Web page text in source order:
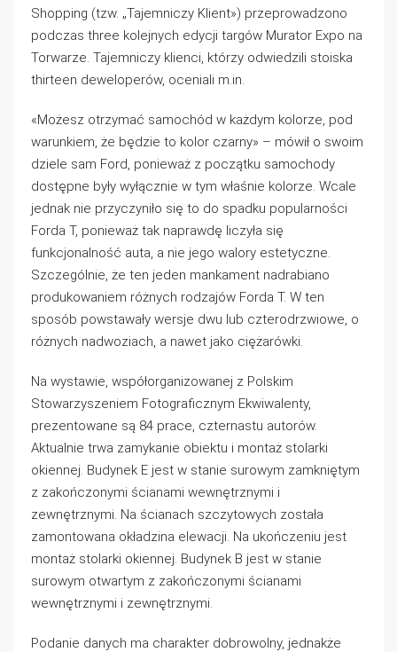
Shopping (tzw. „Tajemniczy Klient») przeprowadzono
podczas three kolejnych edycji targów Murator Expo na
Torwarze. Tajemniczy klienci, którzy odwiedzili stoiska
thirteen deweloperów, oceniali m.in.
«Możesz otrzymać samochód w każdym kolorze, pod
warunkiem, że będzie to kolor czarny» – mówił o swoim
dziele sam Ford, ponieważ z początku samochody
dostępne były wyłącznie w tym właśnie kolorze. Wcale
jednak nie przyczyniło się to do spadku popularności
Forda T, ponieważ tak naprawdę liczyła się
funkcjonalność auta, a nie jego walory estetyczne.
Szczególnie, że ten jeden mankament nadrabiano
produkowaniem różnych rodzajów Forda T. W ten
sposób powstawały wersje dwu lub czterodrzwiowe, o
różnych nadwoziach, a nawet jako ciężarówki.
Na wystawie, współorganizowanej z Polskim
Stowarzyszeniem Fotograficznym Ekwiwalenty,
prezentowane są 84 prace, czternastu autorów.
Aktualnie trwa zamykanie obiektu i montaż stolarki
okiennej. Budynek E jest w stanie surowym zamkniętym
z zakończonymi ścianami wewnętrznymi i
zewnętrznymi. Na ścianach szczytowych została
zamontowana okładzina elewacji. Na ukończeniu jest
montaż stolarki okiennej. Budynek B jest w stanie
surowym otwartym z zakończonymi ścianami
wewnętrznymi i zewnętrznymi.
Podanie danych ma charakter dobrowolny, jednakże